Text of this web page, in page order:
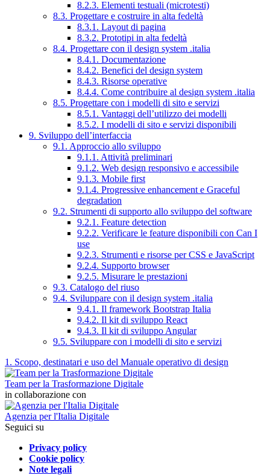
8.2.3. Elementi testuali (microtesti)
8.3. Progettare e costruire in alta fedeltà
8.3.1. Layout di pagina
8.3.2. Prototipi in alta fedeltà
8.4. Progettare con il design system .italia
8.4.1. Documentazione
8.4.2. Benefici del design system
8.4.3. Risorse operative
8.4.4. Come contribuire al design system .italia
8.5. Progettare con i modelli di sito e servizi
8.5.1. Vantaggi dell’utilizzo dei modelli
8.5.2. I modelli di sito e servizi disponibili
9. Sviluppo dell’interfaccia
9.1. Approccio allo sviluppo
9.1.1. Attività preliminari
9.1.2. Web design responsivo e accessibile
9.1.3. Mobile first
9.1.4. Progressive enhancement e Graceful
degradation
9.2. Strumenti di supporto allo sviluppo del software
9.2.1. Feature detection
9.2.2. Verificare le feature disponibili con Can I
use
9.2.3. Strumenti e risorse per CSS e JavaScript
9.2.4. Supporto browser
9.2.5. Misurare le prestazioni
9.3. Catalogo del riuso
9.4. Sviluppare con il design system .italia
9.4.1. Il framework Bootstrap Italia
9.4.2. Il kit di sviluppo React
9.4.3. Il kit di sviluppo Angular
9.5. Sviluppare con i modelli di sito e servizi
1. Scopo, destinatari e uso del Manuale operativo di design
Team per la Trasformazione Digitale
in collaborazione con
Agenzia per l'Italia Digitale
Seguici su
Privacy policy
Cookie policy
Note legali